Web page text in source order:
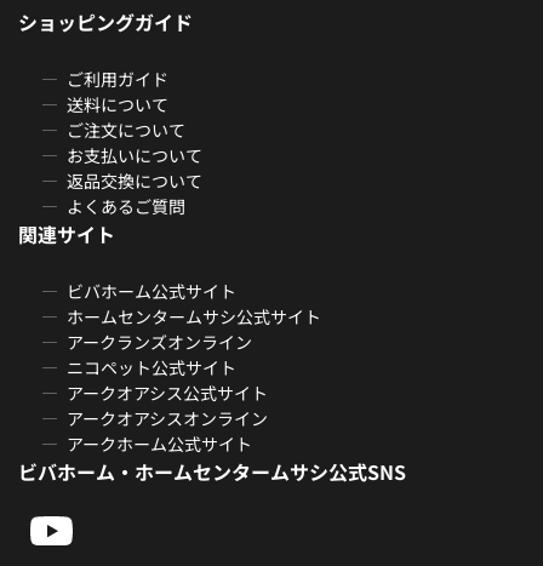
ショッピングガイド
ご利用ガイド
送料について
ご注文について
お支払いについて
返品交換について
よくあるご質問
関連サイト
ビバホーム公式サイト
ホームセンタームサシ公式サイト
アークランズオンライン
ニコペット公式サイト
アークオアシス公式サイト
アークオアシスオンライン
アークホーム公式サイト
ビバホーム・ホームセンタームサシ公式SNS